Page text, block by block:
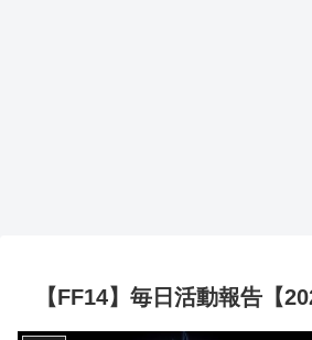
【FF14】毎日活動報告【